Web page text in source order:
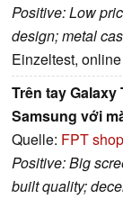
Positive: Low
design; metal
Einzeltest,
Trên tay
Samsung với
Quelle: FPT shop
Positive: Big
built quality;